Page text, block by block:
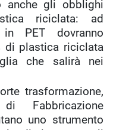
anche gli obblighi
riciclata: ad
PET dovranno
di plastica riciclata
che salirà nei
trasformazione,
Fabbricazione
uno strumento